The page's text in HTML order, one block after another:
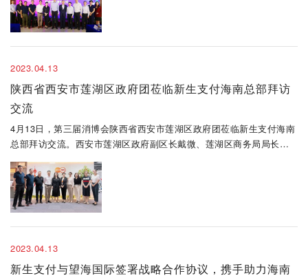
次，签署..
2023.04.13
陕西省西安市莲湖区政府团莅临新生支付海南总部拜访
交流
4月13日，第三届消博会陕西省西安市莲湖区政府团莅临新生支付海南
总部拜访交流。西安市莲湖区政府副区长戴微、莲湖区商务局局长王
干部程瑞出席本次会议并进行交流座谈。
2023.04.13
新生支付与望海国际签署战略合作协议，携手助力海南